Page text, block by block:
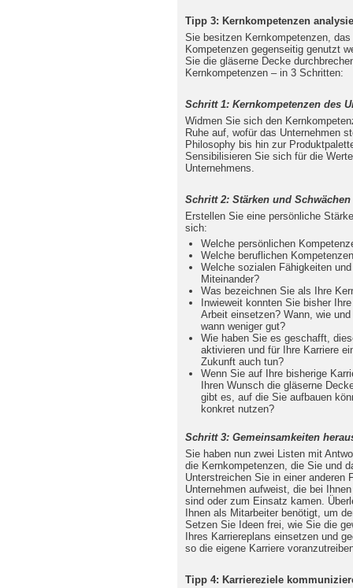
Tipp 3: Kernkompetenzen
Sie besitzen Kernkompetenzen,
Kompetenzen gegenseitig genutzt
Sie die gläserne Decke
Kernkompetenzen – in 3 Schritten:
Schritt 1: Kernkompetenzen des
Widmen Sie sich den
Ruhe auf, wofür das Unternehmen
Philosophy bis hin zur
Sensibilisieren Sie sich für die
Unternehmens.
Schritt 2: Stärken und Schwächen
Erstellen Sie eine persönliche
sich:
Welche persönlichen
Welche beruflichen
Welche sozialen Fähigkeiten
Miteinander?
Was bezeichnen Sie als Ihre
Inwieweit konnten Sie bisher
Arbeit einsetzen? Wann, wie
wann weniger gut?
Wie haben Sie es geschafft,
aktivieren und für Ihre Karriere
Zukunft auch tun?
Wenn Sie auf Ihre bisherige
Ihren Wunsch die gläserne
gibt es, auf die Sie aufbauen
konkret nutzen?
Schritt 3: Gemeinsamkeiten
Sie haben nun zwei Listen mit
die Kernkompetenzen, die Sie und
Unterstreichen Sie in einer anderen
Unternehmen aufweist, die bei
sind oder zum Einsatz kamen.
Ihnen als Mitarbeiter benötigt, um
Setzen Sie Ideen frei, wie Sie die
Ihres Karriereplans einsetzen und
so die eigene Karriere
Tipp 4: Karriereziele